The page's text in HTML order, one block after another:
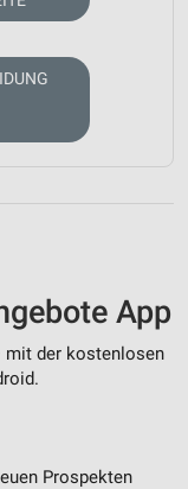
App
der kostenlosen
Prospekten